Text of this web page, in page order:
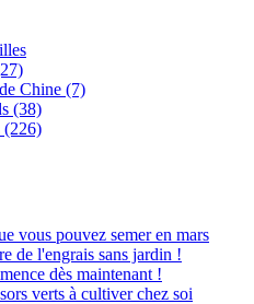
Chine (7)
(38)
(226)
vous pouvez semer en mars
de l'engrais sans jardin !
dès maintenant !
verts à cultiver chez soi